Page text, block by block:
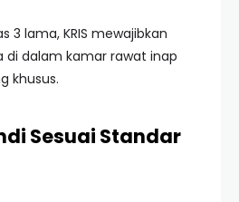
3 lama, KRIS mewajibkan
di dalam kamar rawat inap
khusus.
Sesuai Standar